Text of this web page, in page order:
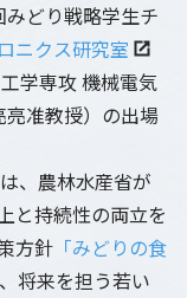
どり戦略学生チ
ニクス研究室
学専攻 機械電気
准教授）の出場
は、農林水産省が
と持続性の両立を
方針 「みどりの食
将来を担う若い